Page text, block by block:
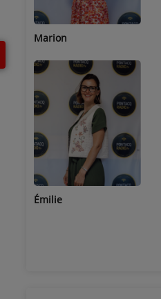
Adrien
Stéphanie